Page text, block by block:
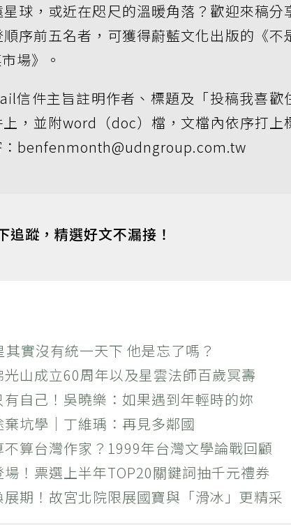
球，或近在咫尺的溫暖角落？歡迎來稿分
序前五名者，可獲得蔚藍文化出版的《不
場》。
信件主旨註明作者、標題及「投稿我喜歡
，並附word（doc）檔，文檔內依序打上
：benfenmonth@udngroup.com.tw
追蹤，精選好文不漏接！
實沒有統一天下 他是忘了嗎？
山成立60周年以及星雲法師百歲冥壽
自己！吳曉樂：如果遇到年輕時的妳
坑學｜丁維瑀：再見多鄰國
算台灣作家？1999年台灣文學論戰回顧
！票選上半年TOP20關鍵詞抽千元禮券
期！故宮北院限展國寶與「滑冰」更精采